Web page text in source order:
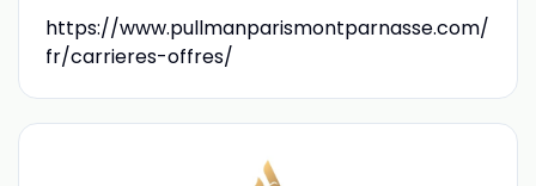
https://www.pullmanparismontparnasse.com/
fr/carrieres-offres/